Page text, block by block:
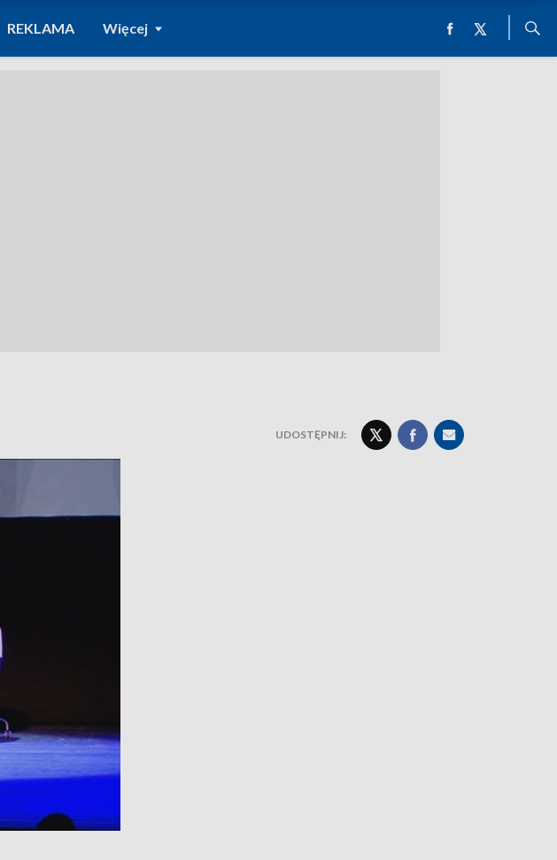
REKLAMA Więcej
UDOSTĘPNIJ: